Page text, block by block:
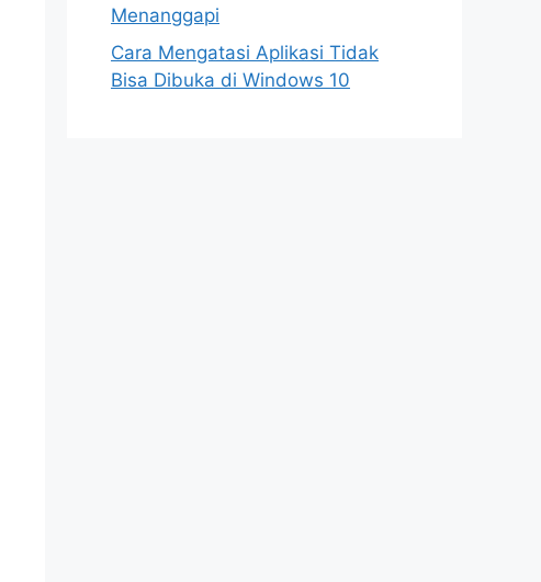
Menanggapi
Cara Mengatasi Aplikasi Tidak
Bisa Dibuka di Windows 10